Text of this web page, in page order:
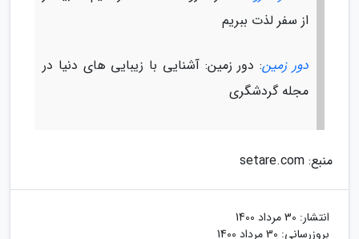
از سفر لذت ببریم
دور زمین: دور زمین: آشنایی با زیبایی های دنیا در
مجله گردشگری
منبع: setare.com
انتشار: 30 مرداد 1400
بروزرسانی: 30 مرداد 1400